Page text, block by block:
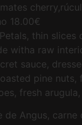
18.00€
thin
witha raw
sauce,
pine nuts,
fresh
de Angus, carne